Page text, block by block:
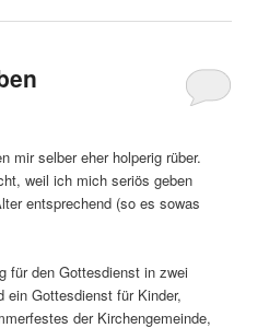
mir selber eher holperig rüber.
weil ich mich seriös geben
entsprechend (so es sowas
für den Gottesdienst in zwei
ein Gottesdienst für Kinder,
der Kirchengemeinde,